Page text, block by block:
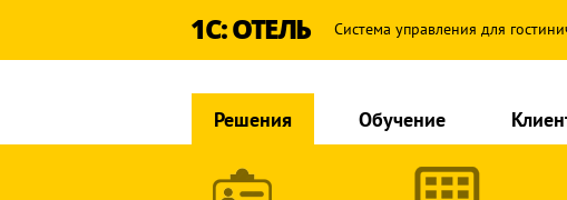
1С: ОТЕЛЬ Система управления для
Решения Обучение